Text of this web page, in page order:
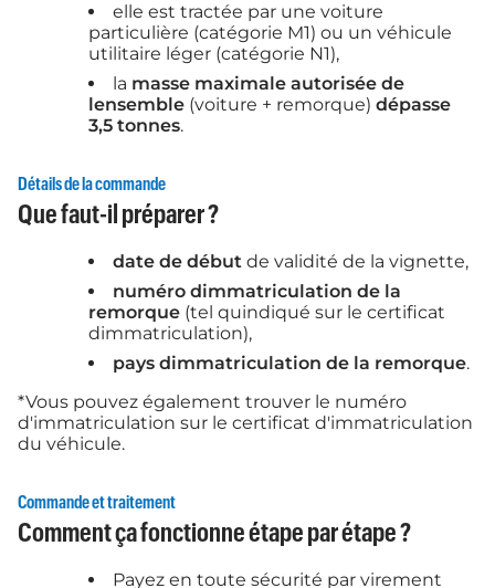
elle est tractée par une voiture
particulière (catégorie M1) ou un véhicule
utilitaire léger (catégorie N1),
la masse maximale autorisée de
lensemble (voiture + remorque) dépasse
3,5 tonnes.
Détails de la commande
Que faut-il préparer ?
date de début de validité de la vignette,
numéro dimmatriculation de la
remorque (tel quindiqué sur le certificat
dimmatriculation),
pays dimmatriculation de la remorque.
*Vous pouvez également trouver le numéro
d'immatriculation sur le certificat d'immatriculation
du véhicule.
Commande et traitement
Comment ça fonctionne étape par étape ?
Payez en toute sécurité par virement